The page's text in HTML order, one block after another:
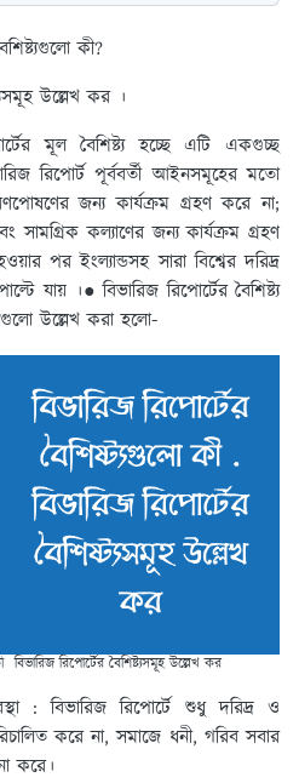
কী?
উল্লেখ কর ।
মূল বৈশিষ্ট্য হচ্ছে এটি একগুচ্ছ
রিপোর্ট পূর্ববর্তী আইনসমূহের মতো
জন্য কার্যক্রম গ্রহণ করে না;
কল্যাণের জন্য কার্যক্রম গ্রহণ
পর ইংল্যান্ডসহ সারা বিশ্বের দরিদ্র
যায় ।● বিভারিজ রিপোর্টের বৈশিষ্ট্য
উল্লেখ করা হলো-
বিভারিজ রিপোর্টের বৈশিষ্ট্যসমূহ উল্লেখ কর
:বিভারিজ রিপোর্টে শুধু দরিদ্র ও
করে না, সমাজে ধনী, গরিব সবার
করে।